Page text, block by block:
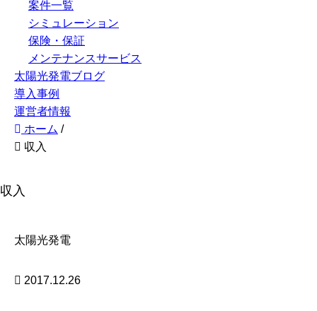
案件一覧
シミュレーション
保険・保証
メンテナンスサービス
太陽光発電ブログ
導入事例
運営者情報
ホーム /
収入
収入
太陽光発電
2017.12.26